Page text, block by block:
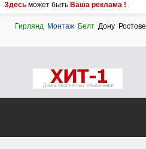
Здесь может быть Ваша реклама !
Гирлянд Монтаж Белт Дону Ростове